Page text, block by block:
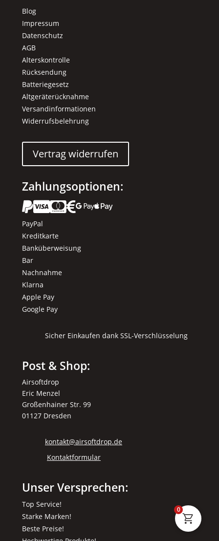
Blog
Impressum
Datenschutz
AGB
Alterskontrolle
Rücksendung
Batteriegesetz
Altgeräterücknahme
Versandinformationen
Widerrufsbelehrung
Vertrag widerrufen
Zahlungsoptionen:
 
PayPal
Kreditkarte
Banküberweisung
Bar
Nachnahme
Klarna
Apple Pay
Google Pay
Sicher Einkaufen dank SSL-Verschlüsselung
Post & Shop:
Airsoftdrop
Eric Menzel
Großenhainer Str. 99
01127 Dresden
kontakt@airsoftdrop.de
Kontaktformular
Unser Versprechen:
Top Service!
Starke Marken!
Beste Preise!
0